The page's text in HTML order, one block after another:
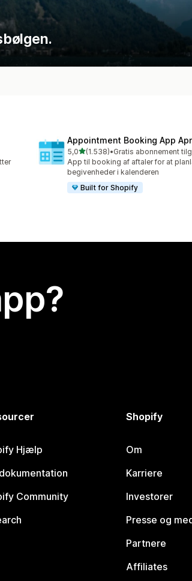
Appointment Booking App
5,0ud af 5 stjerner
(1.538)
1538 anmeldelser i alt
•Gratis abonnement
App til booking af aftaler for at
begivenheder i kalenderen
Built for Shopify
Hjælp
Community
Shopify
Om
Karriere
Investorer
Presse og
Partnere
Affiliates